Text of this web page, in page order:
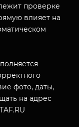
проверке
влияет на
фото, даты,
на адрес